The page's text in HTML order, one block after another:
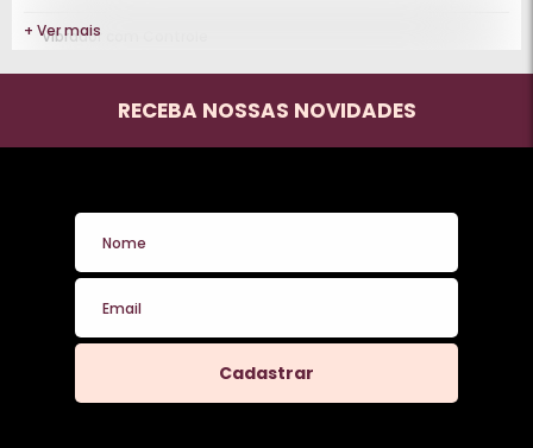
Vibrador com Controle
Bomba Peniana
+ Ver mais
RECEBA NOSSAS NOVIDADES
Cadastrar